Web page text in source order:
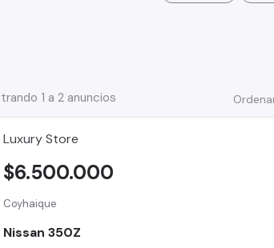
1 a 2 anuncios
Luxury Store
Coyhaique
Nissan 350Z
$6.500.000